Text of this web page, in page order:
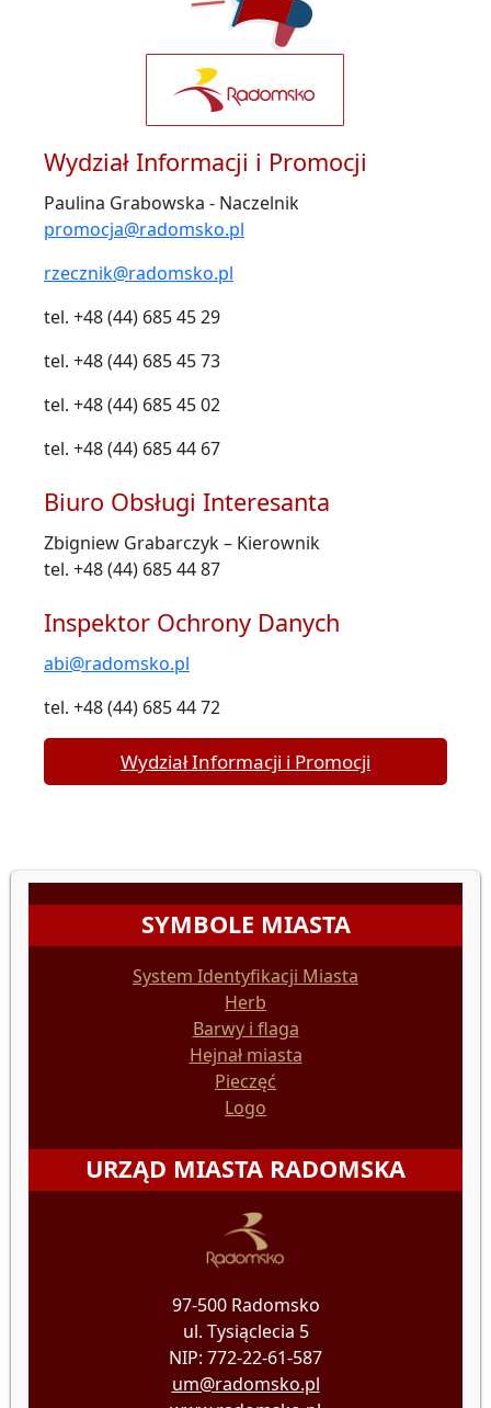
Wydział Informacji i Promocji
Paulina Grabowska - Naczelnik
promocja@radomsko.pl
rzecznik@radomsko.pl
tel. +48 (44) 685 45 29
tel. +48 (44) 685 45 73
tel. +48 (44) 685 45 02
tel. +48 (44) 685 44 67
Biuro Obsługi Interesanta
Zbigniew Grabarczyk – Kierownik
tel. +48 (44) 685 44 87
Inspektor Ochrony Danych
abi@radomsko.pl
tel. +48 (44) 685 44 72
Wydział Informacji i Promocji
SYMBOLE MIASTA
System Identyfikacji Miasta
Herb
Barwy i flaga
Hejnał miasta
Pieczęć
Logo
URZĄD MIASTA RADOMSKA
97-500 Radomsko
ul. Tysiąclecia 5
NIP: 772-22-61-587
um@radomsko.pl